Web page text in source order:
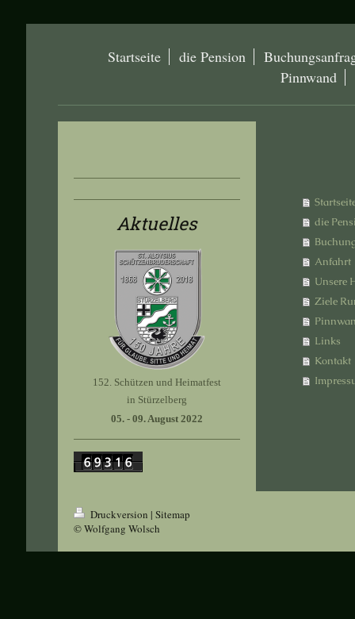
Startseite die Pension
Pinnwand
die
Anfahrt
Unsere
Ziele
Links
Kontakt
Aktuelles
152. Schützen und Heimatfest
in Stürzelberg
05. - 09. August 2022
Druckversion | Sitemap
© Wolfgang Wolsch